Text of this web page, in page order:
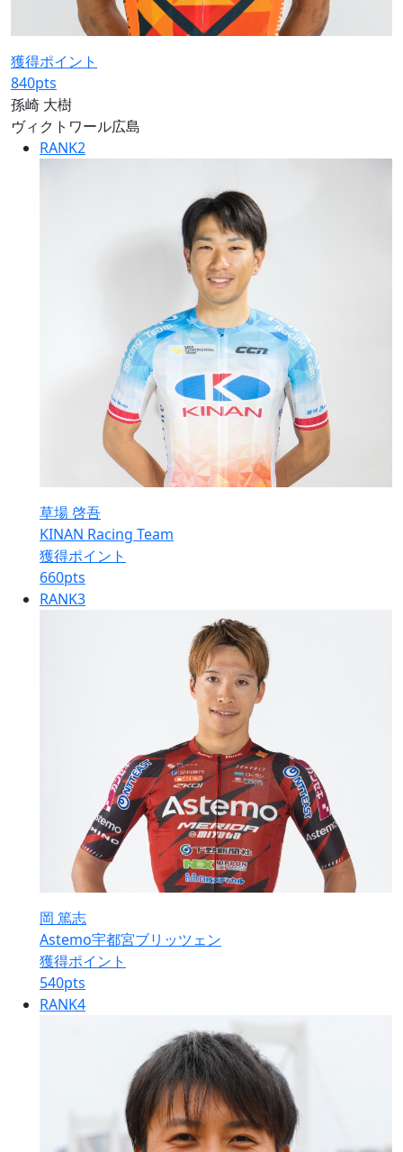
獲得ポイント
840pts
孫崎 大樹
ヴィクトワール広島
RANK2
草場 啓吾
KINAN Racing Team
獲得ポイント
660pts
RANK3
岡 篤志
Astemo宇都宮ブリッツェン
獲得ポイント
540pts
RANK4